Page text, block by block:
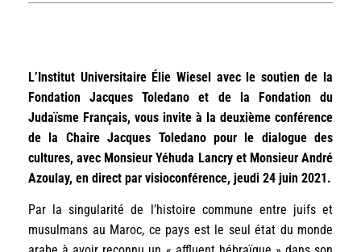
L’Institut Universitaire Élie Wiesel avec le soutien de la
Fondation Jacques Toledano et de la Fondation du
Judaïsme Français, vous invite à la deuxième conférence
de la Chaire Jacques Toledano pour le dialogue des
cultures, avec Monsieur Yéhuda Lancry et Monsieur André
Azoulay, en direct par visioconférence, jeudi 24 juin 2021.
Par la singularité de l’histoire commune entre juifs et
musulmans au Maroc, ce pays est le seul état du monde